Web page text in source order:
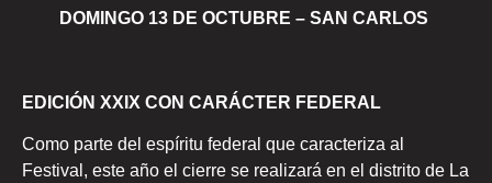
DOMINGO 13 DE OCTUBRE – SAN CARLOS
EDICIÓN XXIX CON CARÁCTER FEDERAL
Como parte del espíritu federal que caracteriza al
Festival, este año el cierre se realizará en el distrito de La